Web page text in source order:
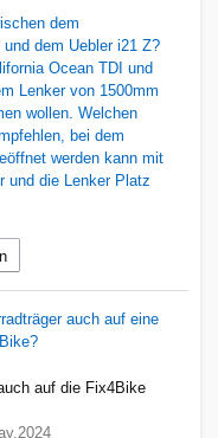
dem
und dem Uebler i21 Z?
Ocean TDI und
Lenker von 1500mm
wollen. Welchen
bei dem
werden kann mit
und die Lenker Platz
auch auf eine
auf die Fix4Bike